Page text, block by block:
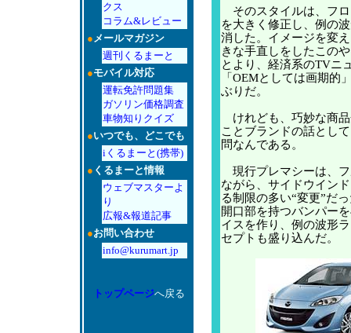
クス
コラム&レビュー
●メールマガジン
週刊くるまーと
●モバイル対応
運転免許問題集
ガソリン価格調査
車物知りクイズ
●いつでも、どこでも
iくるまーと(携帯)
● くるまーと情報
ウェブマスターよ
り
広報&報道記事
●お問い合わせ
info@kurumart.jp
トップページへ戻る
そのスタイルは、フ
を大きく修正し、例の
消した。イメージを変
きな手直しをしたこの
とより、経済系のTVニ
「OEMとしては画期的
ぶりだ。
けれども、巧妙な商
ことブランドの話とし
問なんである。
現行プレマシーは、
ながら、サイドウイン
る制限の多い“変更”だ
開口部を持つバンパー
イスを作り、例の波形
セプトも盛り込んだ。